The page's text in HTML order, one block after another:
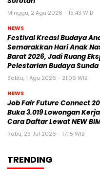
Minggu, 2 Agu 2026 - 15:43 WIB
NEWS
Festival Kreasi Budaya
Semarakkan Hari Anak
Barat 2026, Jadi Ruang
Pelestarian Budaya Sunda
Sabtu, 1 Agu 2026 - 21:06 WIB
NEWS
Job Fair Future Connect
Buka 3.019 Lowongan
Cara Daftar Lewat NEW
Rabu, 29 Jul 2026 - 17:15 WIB
TRENDING